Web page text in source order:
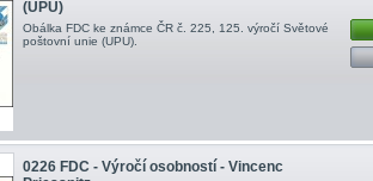
(UPU)
Obálka FDC ke známce ČR č. 225, 125. výročí Světové
poštovní unie (UPU) .
0226 FDC - Výročí osobností - Vincenc